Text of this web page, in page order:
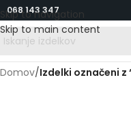
Skip to navigation
Skip to main content
068 143 347
Domov/Izdelki označeni z